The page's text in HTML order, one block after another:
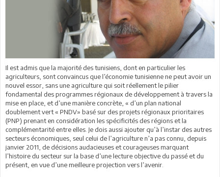
Il est admis que la majorité des tunisiens, dont en particulier les
agriculteurs, sont convaincus que l’économie tunisienne ne peut avoir un
nouvel essor, sans une agriculture qui soit réellement le pilier
fondamental des programmes régionaux de développement à travers la
mise en place, et d’une manière concrète, « d’un plan national
doublement vert « PNDV» basé sur des projets régionaux prioritaires
(PNP) prenant en considération les spécificités des régions et la
complémentarité entre elles. Je dois aussi ajouter qu’à l’instar des autres
secteurs économiques, seul celui de l’agriculture n’a pas connu, depuis
janvier 2011, de décisions audacieuses et courageuses marquant
l’histoire du secteur sur la base d’une lecture objective du passé et du
présent, en vue d’une meilleure projection vers l’avenir.